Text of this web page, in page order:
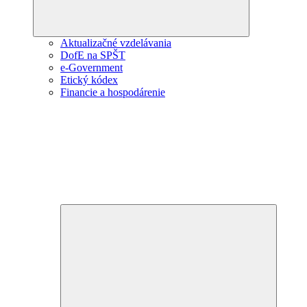
Aktualizačné vzdelávania
DofE na SPŠT
e-Government
Etický kódex
Financie a hospodárenie